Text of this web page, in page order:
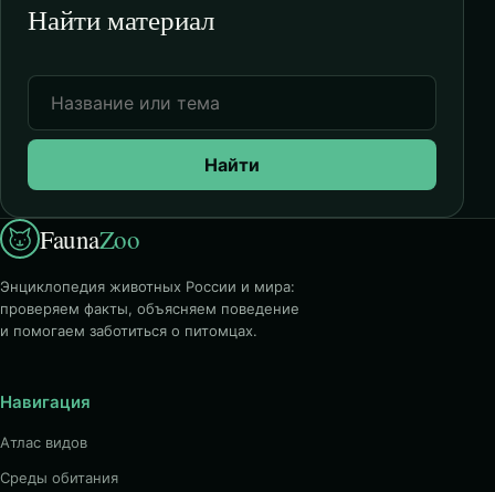
Найти материал
Найти
FaunaZoo
Энциклопедия животных России и мира:
проверяем факты, объясняем поведение
и помогаем заботиться о питомцах.
Навигация
Атлас видов
Среды обитания